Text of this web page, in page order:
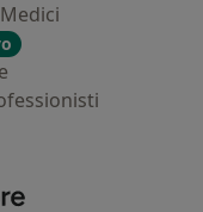
- Homepage